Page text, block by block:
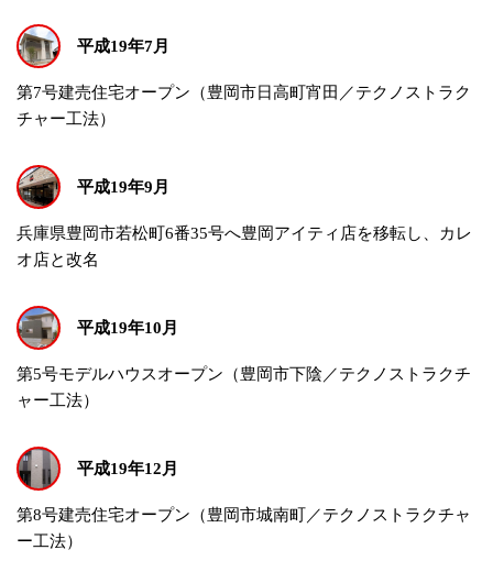
平成19年7月
第7号建売住宅オープン（豊岡市日高町宵田／テクノストラク
チャー工法）
平成19年9月
兵庫県豊岡市若松町6番35号へ豊岡アイティ店を移転し、カレ
オ店と改名
平成19年10月
第5号モデルハウスオープン（豊岡市下陰／テクノストラクチ
ャー工法）
平成19年12月
第8号建売住宅オープン（豊岡市城南町／テクノストラクチャ
ー工法）